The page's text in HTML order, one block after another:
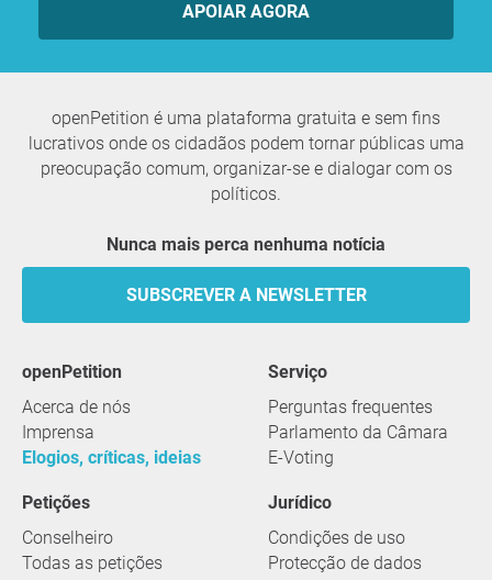
APOIAR AGORA
openPetition é uma plataforma gratuita e sem fins
lucrativos onde os cidadãos podem tornar públicas uma
preocupação comum, organizar-se e dialogar com os
políticos.
Nunca mais perca nenhuma notícia
SUBSCREVER A NEWSLETTER
openPetition
Acerca de nós
Imprensa
Elogios, críticas, ideias
serviço
Perguntas frequentes
Parlamento da Câmara
E-Voting
Petições
Conselheiro
Todas as petições
Jurídico
Condições de uso
Protecção de dados